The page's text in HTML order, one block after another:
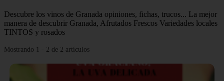
Descubre los vinos de Granada opiniones, fichas, trucos... La mejor
manera de descubrir Granada, Afrutados Frescos Variedades locales
TINTOS y rosados
Mostrando 1 - 2 de 2 artículos